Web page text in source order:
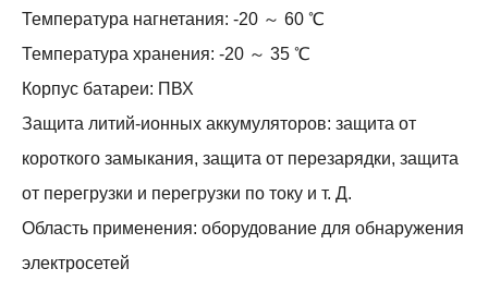
Температура нагнетания: -20 ～ 60 ℃
Температура хранения: -20 ～ 35 ℃
Корпус батареи: ПВХ
Защита литий-ионных аккумуляторов: защита от
короткого замыкания, защита от перезарядки, защита
от перегрузки и перегрузки по току и т. Д.
Область применения: оборудование для обнаружения
электросетей